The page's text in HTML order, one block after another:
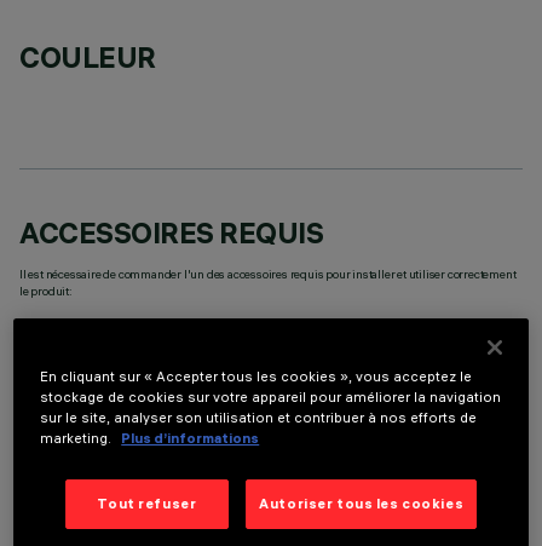
COULEUR
ACCESSOIRES REQUIS
Il est nécessaire de commander l'un des accessoires requis pour installer et utiliser correctement
le produit:
COMPOSANTS OPTIONNELS
En cliquant sur « Accepter tous les cookies », vous acceptez le
stockage de cookies sur votre appareil pour améliorer la navigation
sur le site, analyser son utilisation et contribuer à nos efforts de
marketing.
Plus d’informations
Tout refuser Autoriser tous les cookies